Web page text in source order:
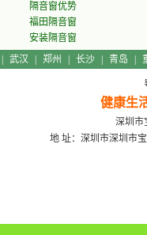
隔音窗优势
福田隔音窗
安装隔音窗
武汉 郑州 长沙 青岛
健康生
深圳市
地 址：深圳市深圳市